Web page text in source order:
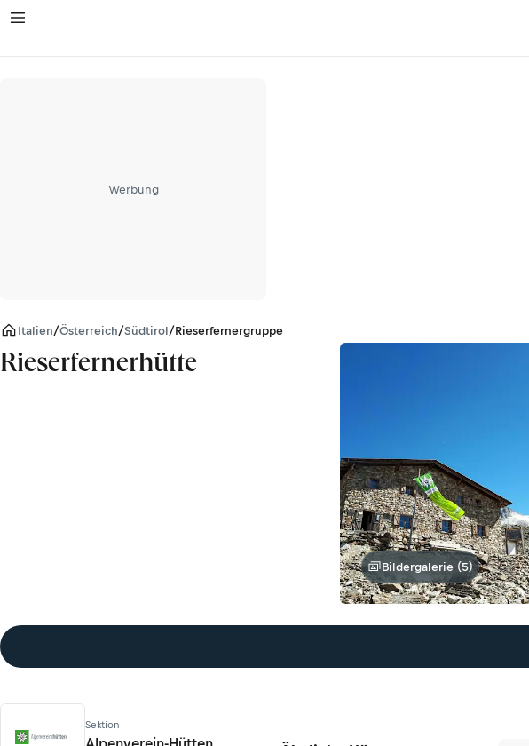
Werbung
Italien/Österreich/Südtirol/Rieserfernergruppe
Rieserfernerhütte
Bildergalerie (5)
Sektion